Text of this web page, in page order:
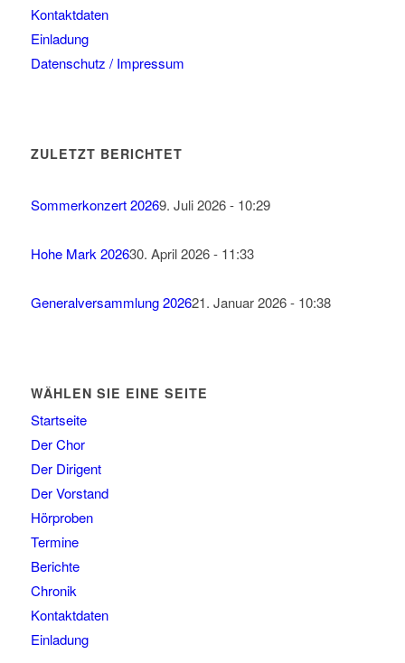
Kontaktdaten
Einladung
Datenschutz / Impressum
ZULETZT BERICHTET
Sommerkonzert 20269. Juli 2026 - 10:29
Hohe Mark 202630. April 2026 - 11:33
Generalversammlung 202621. Januar 2026 - 10:38
WÄHLEN SIE EINE SEITE
Startseite
Der Chor
Der Dirigent
Der Vorstand
Hörproben
Termine
Berichte
Chronik
Kontaktdaten
Einladung